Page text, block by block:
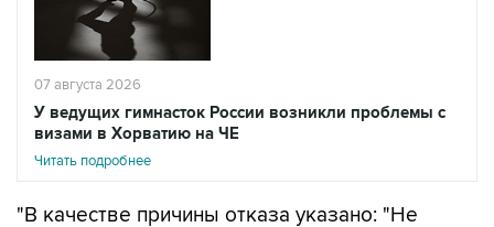
07 августа 2026
У ведущих гимнасток России возникли проблемы с
визами в Хорватию на ЧЕ
Читать подробнее
"В качестве причины отказа указано: "Не